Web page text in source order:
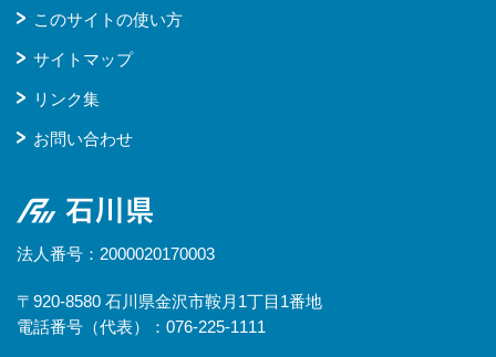
このサイトの使い方
サイトマップ
リンク集
お問い合わせ
石川県
法人番号：2000020170003
〒920-8580 石川県金沢市鞍月1丁目1番地
電話番号（代表）：076-225-1111